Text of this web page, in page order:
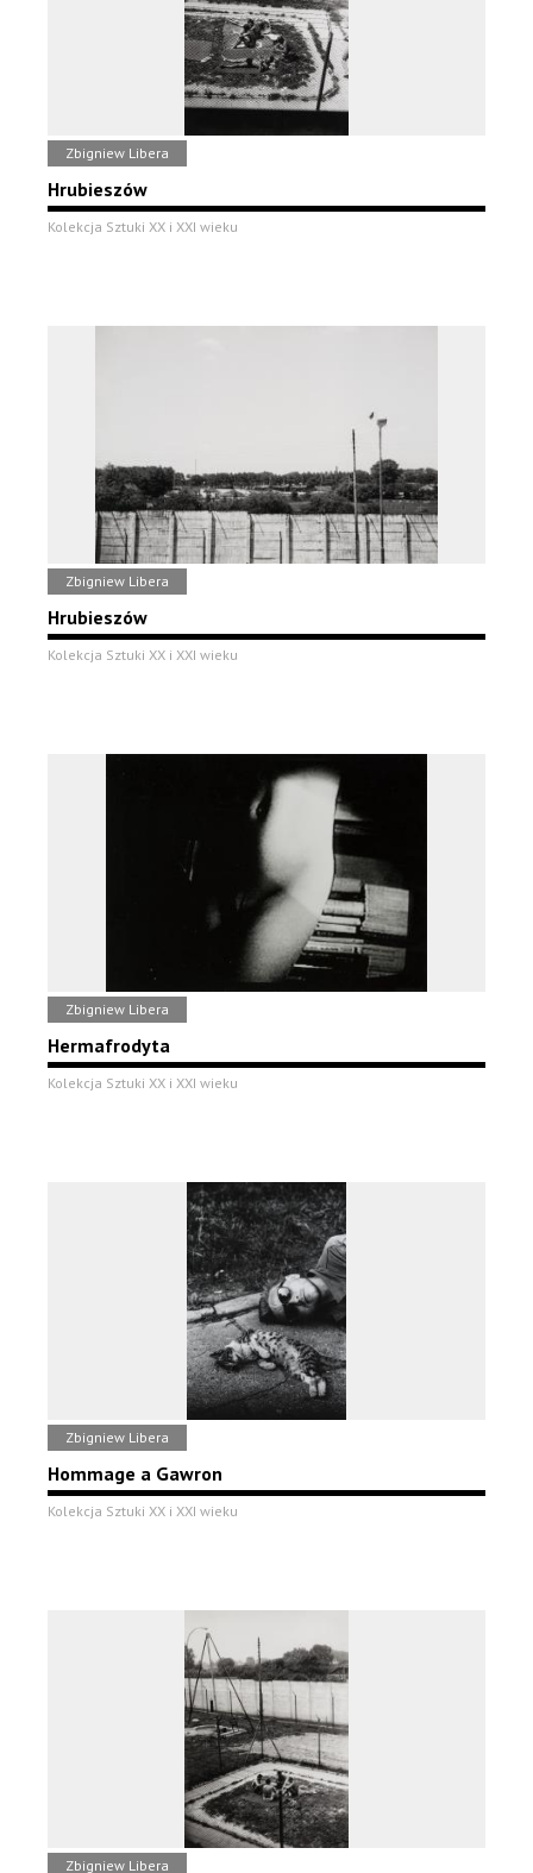
Zbigniew Libera
Hrubieszów
Kolekcja Sztuki XX i XXI wieku
Zbigniew Libera
Hrubieszów
Kolekcja Sztuki XX i XXI wieku
Zbigniew Libera
Hermafrodyta
Kolekcja Sztuki XX i XXI wieku
Zbigniew Libera
Hommage a Gawron
Kolekcja Sztuki XX i XXI wieku
Zbigniew Libera